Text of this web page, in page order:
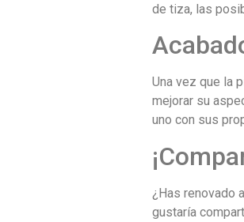
de tiza, las
Una vez que la
mejorar su
uno con sus
¿Has renovado
gustaría